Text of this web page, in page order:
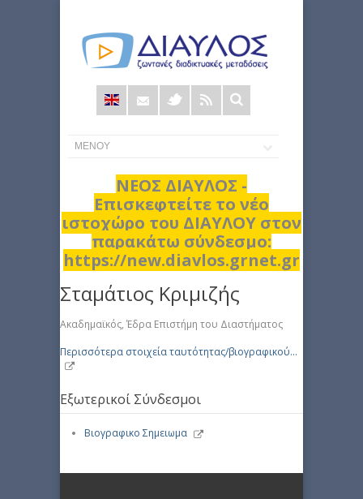
Φόρμα
αναζήτησης
ΝΕΟΣ ΔΙΑΥΛΟΣ -
Επισκεφτείτε το νέο
ιστοχώρο του ΔΙΑΥΛΟΥ στον
παρακάτω σύνδεσμο:
https://new.diavlos.grnet.gr
Σταμάτιος Κριμιζής
Ακαδημαϊκός, Έδρα Επιστήμη του Διαστήματος
Περισσότερα στοιχεία ταυτότητας/βιογραφικού...
Εξωτερικοί Σύνδεσμοι
Βιογραφικο Σημειωμα